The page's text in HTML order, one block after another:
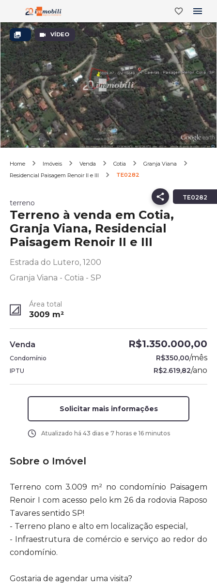
VÍDEO
Home Imóveis Venda Cotia
Granja Viana
Residencial Paisagem Renoir II e III
TE0282
TE0282
terreno
Terreno à venda em Cotia,
Granja Viana, Residencial
Paisagem Renoir II e III
Estrada do Lutero, 1200
Granja Viana - Cotia - SP
Área total
3009 m²
Venda R$1.350.000,00
Condomínio R$350,00/mês
IPTU R$2.619,82/ano
Solicitar mais informações
Atualizado há 43 dias e 7 horas e 16 minutos
Sobre o Imóvel
Terreno com 3.009 m² no condomínio Paisagem
Renoir I com acesso pelo km 26 da rodovia Raposo
Tavares sentido SP!
- Terreno plano e alto em localização especial,
- Infraestrutura de comércio e serviço ao redor do
condomínio.
Gostaria de agendar uma visita?